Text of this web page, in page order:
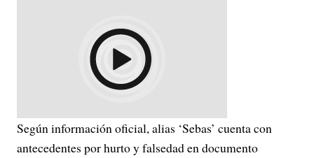
Según información oficial, alias ‘Sebas’ cuenta con
antecedentes por hurto y falsedad en documento